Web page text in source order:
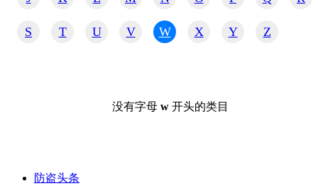
S T U V W X Y Z
没有字母 w 开头的类目
防盗头条